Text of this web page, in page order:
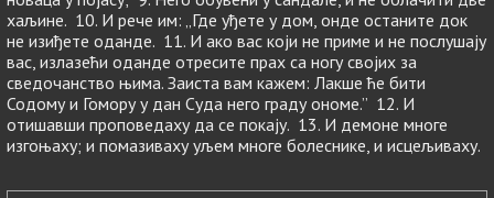
хаљине. 10. И рече им: „Где уђете у дом, онде останите док
не изиђете оданде. 11. И ако вас који не приме и не послушају
вас, излазећи оданде отресите прах са ногу својих за
сведочанство њима. Заиста вам кажем: Лакше ће бити
Содому и Гомору у дан Суда него граду ономе.” 12. И
отишавши проповедаху да се покају. 13. И демоне многе
изгоњаху; и помазиваху уљем многе болеснике, и исцељиваху.